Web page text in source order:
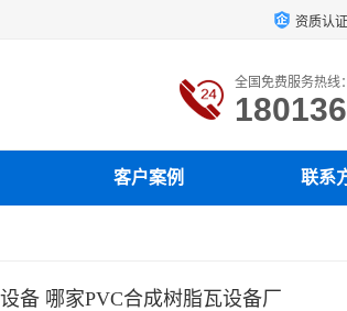
资质认证
全国免费服务热线：
客户案例 联系
备 哪家PVC合成树脂瓦设备厂